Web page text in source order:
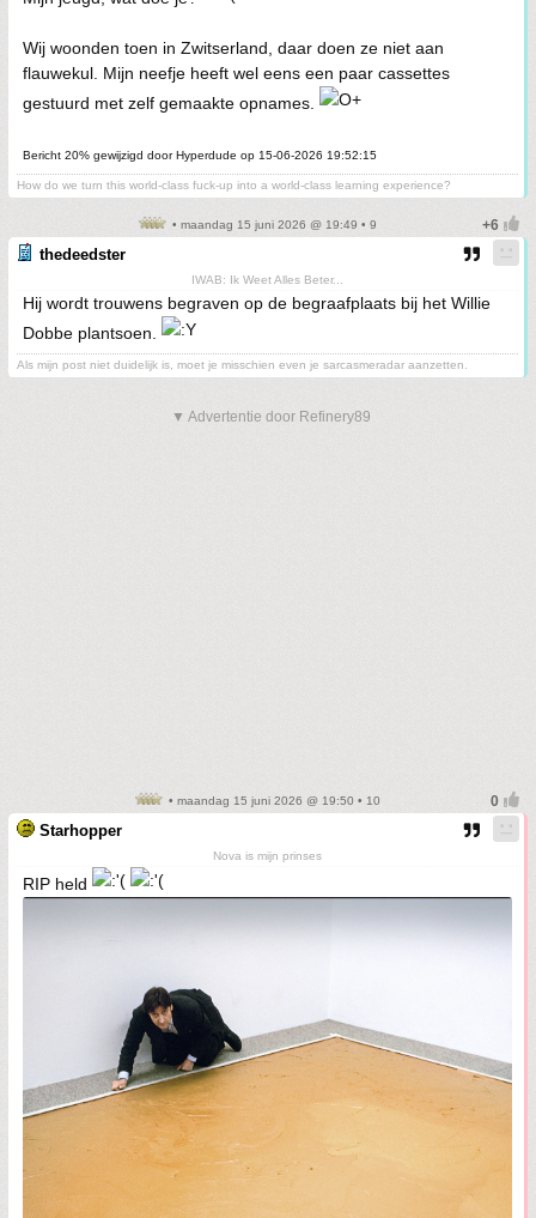
Wij woonden toen in Zwitserland, daar doen ze niet aan
flauwekul. Mijn neefje heeft wel eens een paar cassettes
gestuurd met zelf gemaakte opnames.
Bericht 20% gewijzigd door Hyperdude op 15-06-2026 19:52:15
How do we turn this world-class fuck-up into a world-class learning experience?
• maandag 15 juni 2026 @ 19:49 • 9
thedeedster
IWAB: Ik Weet Alles Beter...
Hij wordt trouwens begraven op de begraafplaats bij het Willie
Dobbe plantsoen.
Als mijn post niet duidelijk is, moet je misschien even je sarcasmeradar aanzetten.
▼ Advertentie door Refinery89
• maandag 15 juni 2026 @ 19:50 • 10
Starhopper
Nova is mijn prinses
RIP held